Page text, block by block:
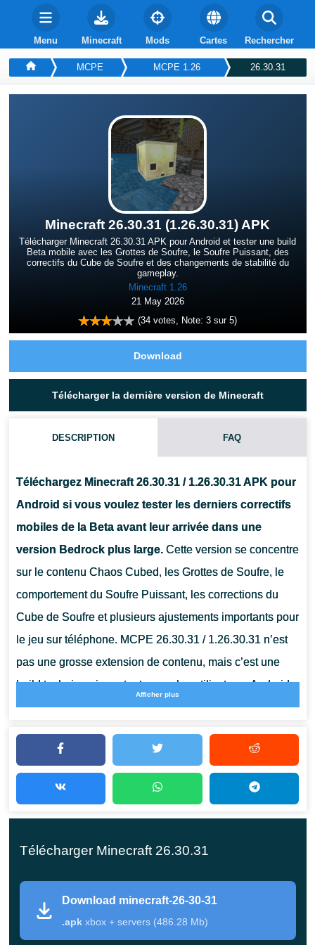
Menu Minecraft Mods Cartes Rechercher
MCPE MCPE 1.26 26.30.31
Minecraft 26.30.31 (1.26.30.31) APK
Télécharger Minecraft 26.30.31 APK pour Android et tester une build
Beta mobile avec les Grottes de Soufre, le Soufre Puissant, des
correctifs du Cube de Soufre et des changements de stabilité du
gameplay.
Minecraft 1.26
21 May 2026
(34 votes, Note: 3 sur 5)
Download
Télécharger la dernière version de Minecraft
DESCRIPTION FAQ
Téléchargez Minecraft 26.30.31 / 1.26.30.31 APK pour
Android si vous voulez tester les derniers correctifs
mobiles de la Beta avant leur arrivée dans une
version Bedrock plus large.Cette version se concentre
sur le contenu Chaos Cubed, les Grottes de Soufre, le
comportement du Soufre Puissant, les corrections du
Cube de Soufre et plusieurs ajustements importants pour
le jeu sur téléphone. MCPE 26.30.31 / 1.26.30.31 n’est
pas une grosse extension de contenu, mais c’est une
build technique importante pour les utilisateurs Android.
Mojang utilise cette Beta pour affiner de nouveaux
des bugs pouvant toucher le chargement des mondes,
les combats, les écrans d’interface et la stabilité mobile.
Détails de Minecraft 26.30.31
/ 1.26.30.31 apk
Élément
Afficher plus
Télécharger Minecraft 26.30.31
Download minecraft-26-30-31
.apkxbox + servers (486.28 Mb)